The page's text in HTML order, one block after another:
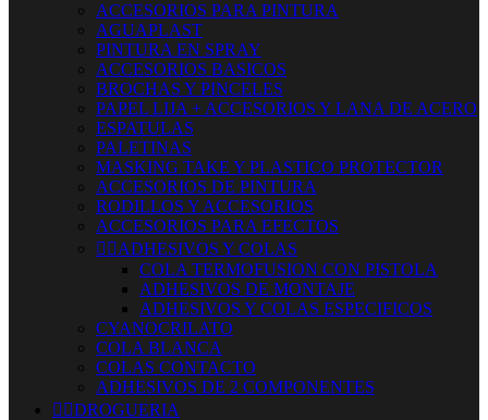
ACCESORIOS PARA PINTURA
AGUAPLAST
PINTURA EN SPRAY
ACCESORIOS BASICOS
BROCHAS Y PINCELES
PAPEL LIJA + ACCESORIOS Y LANA DE ACERO
ESPATULAS
PALETINAS
MASKING TAKE Y PLASTICO PROTECTOR
ACCESORIOS DE PINTURA
RODILLOS Y ACCESORIOS
ACCESORIOS PARA EFECTOS
 ADHESIVOS Y COLAS
COLA TERMOFUSION CON PISTOLA
ADHESIVOS DE MONTAJE
ADHESIVOS Y COLAS ESPECIFICOS
CYANOCRILATO
COLA BLANCA
COLAS CONTACTO
ADHESIVOS DE 2 COMPONENTES
 DROGUERIA